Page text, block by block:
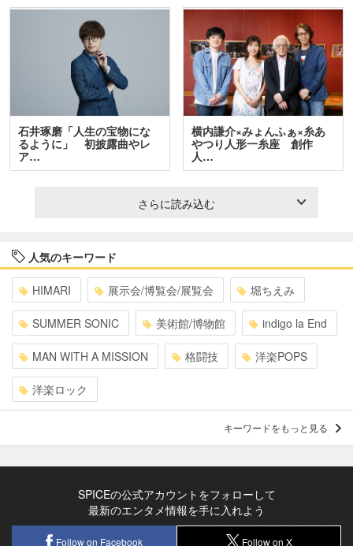
石井琢磨「人生の宝物にな
るように」 初披露曲やレ
ア…
横内謙介×みょんふぁ×糸あ
やつり人形一糸座 創作
人…
さらに読み込む
人気のキーワード
HIMARI 展示会/博覧会/展覧会 堀ちえみ
SUMMER SONIC 美術館/博物館 indigo la End
MAN WITH A MISSION 格闘技 洋楽POPS
洋楽ロック
キーワードをもっと見る
SPICEの公式アカウントをフォローして
最新のエンタメ情報を手に入れよう
Follow on Facebook Follow on X